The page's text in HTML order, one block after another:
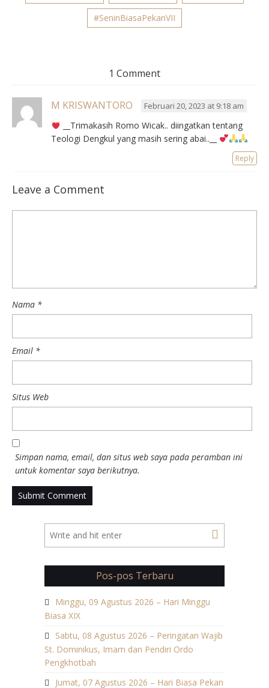
#SeninBiasaPekanVII
1 Comment
M KRISWANTORO Februari 20, 2023 at 9:18 am
__Trimakasih Romo Wicak.. diingatkan tentang
Teologi Dengkul yang masih sering abai..__
Reply
Leave a Comment
Nama *
Email *
Situs Web
Simpan nama, email, dan situs web saya pada peramban ini
untuk komentar saya berikutnya.
Pos-pos Terbaru
Minggu, 09 Agustus 2026 – Hari Minggu
Biasa XIX
Sabtu, 08 Agustus 2026 – Peringatan Wajib
St. Dominikus, Imam dan Pendiri Ordo
Pengkhotbah
Jumat, 07 Agustus 2026 – Hari Biasa Pekan